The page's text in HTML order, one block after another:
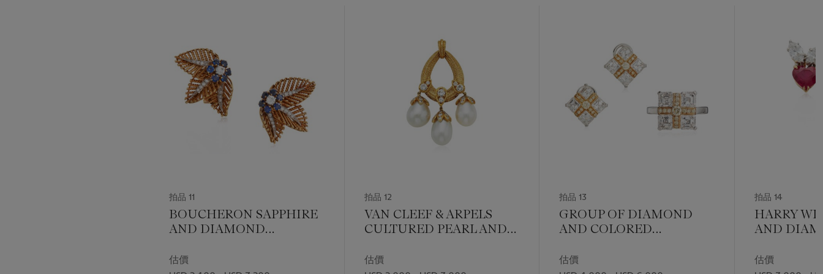
拍品 11
BOUCHERON SAPPHIRE
AND DIAMOND
估價
拍品 12
VAN CLEEF & ARPELS
CULTURED PEARL AND
估價
拍品 13
GROUP OF DIAMOND
AND COLORED
估價
拍品 14
HARRY
AND
REPORT
估價